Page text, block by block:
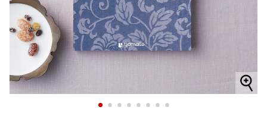
1 2 3 4 5 6 7 8